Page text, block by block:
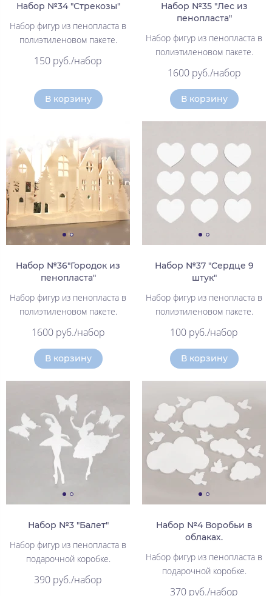
Набор №34 "Стрекозы"
Набор фигур из пенопласта в
полиэтиленовом пакете.
150 руб./набор
В корзину
Набор №35 "Лес из
пенопласта"
Набор фигур из пенопласта в
полиэтиленовом пакете.
1600 руб./набор
В корзину
Набор №36"Городок из
пенопласта"
Набор фигур из пенопласта в
полиэтиленовом пакете.
1600 руб./набор
В корзину
Набор №37 "Сердце 9
штук"
Набор фигур из пенопласта в
полиэтиленовом пакете.
100 руб./набор
В корзину
Набор №3 "Балет"
Набор фигур из пенопласта в
подарочной коробке.
390 руб./набор
Набор №4 Воробьи в
облаках.
Набор фигур из пенопласта в
подарочной коробке.
370 руб./набор